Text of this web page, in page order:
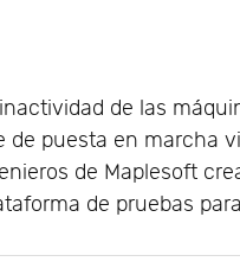
de las
de puesta en marcha
de Maplesoft
de pruebas